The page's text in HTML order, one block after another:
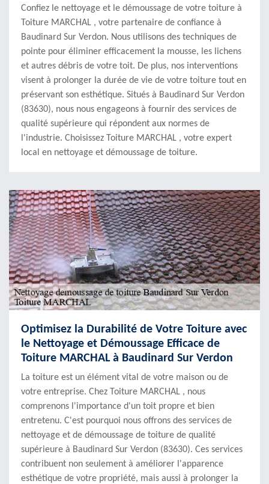
Confiez le nettoyage et le démoussage de votre toiture à
Toiture MARCHAL , votre partenaire de confiance à
Baudinard Sur Verdon. Nous utilisons des techniques de
pointe pour éliminer efficacement la mousse, les lichens
et autres débris de votre toit. De plus, nos interventions
visent à prolonger la durée de vie de votre toiture tout en
préservant son esthétique. Situés à Baudinard Sur Verdon
(83630), nous nous engageons à fournir des services de
qualité supérieure qui répondent aux normes de
l'industrie. Choisissez Toiture MARCHAL , votre expert
local en nettoyage et démoussage de toiture.
Optimisez la Durabilité de Votre Toiture avec
le Nettoyage et Démoussage Efficace de
Toiture MARCHAL à Baudinard Sur Verdon
La toiture est un élément vital de votre maison ou de
votre entreprise. Chez Toiture MARCHAL , nous
comprenons l'importance d'un toit propre et bien
entretenu. C'est pourquoi nous offrons des services de
nettoyage et de démoussage de toiture de qualité
supérieure à Baudinard Sur Verdon (83630). Ces services
contribuent non seulement à améliorer l'apparence
esthétique de votre propriété, mais aussi à prolonger la